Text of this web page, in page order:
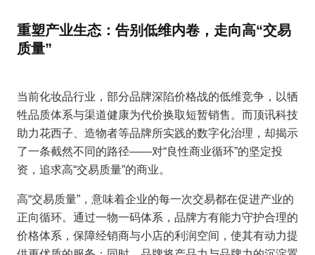
重塑产业生态：告别低维内卷，走向高“交易
质量”
当前化妆品行业，部分品牌深陷价格战的低维竞争，以牺
牲品质体系与渠道健康为代价换取短暂销售。而顶讯科技
助力花西子、造物者等品牌所实践的数字化治理，却揭示
了一条截然不同的路径——对“良性商业循环”的坚定投
资，追求高“交易质量”的商业。
高“交易质量”，意味着企业的每一次交易都在促进产业的
正向循环。通过一物一码体系，品牌方有能力守护合理的
价格体系，保障经销商与小店的利润空间，使其有动力提